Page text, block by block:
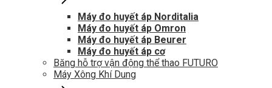
Máy đo huyết áp Norditalia
Máy đo huyết áp Omron
Máy đo huyết áp Beurer
Máy đo huyết áp cơ
Băng hỗ trợ vận động thể thao FUTURO
Máy Xông Khí Dung